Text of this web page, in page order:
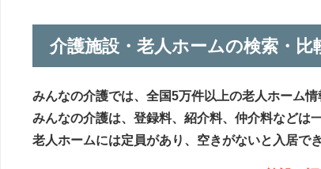
介護施設・老人ホームの検索・比
みんなの介護では、全国5万件以上の老人ホーム
みんなの介護は、登録料、紹介料、仲介料などは
老人ホームには定員があり、空きがないと入居で